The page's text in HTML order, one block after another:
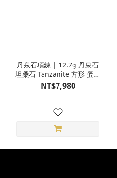
丹泉石項鍊 | 12.7g 丹泉石
坦桑石 Tanzanite 方形 蛋面
彩虹貓眼 寶石項鍊 925純銀
M05-85
NT$7,980